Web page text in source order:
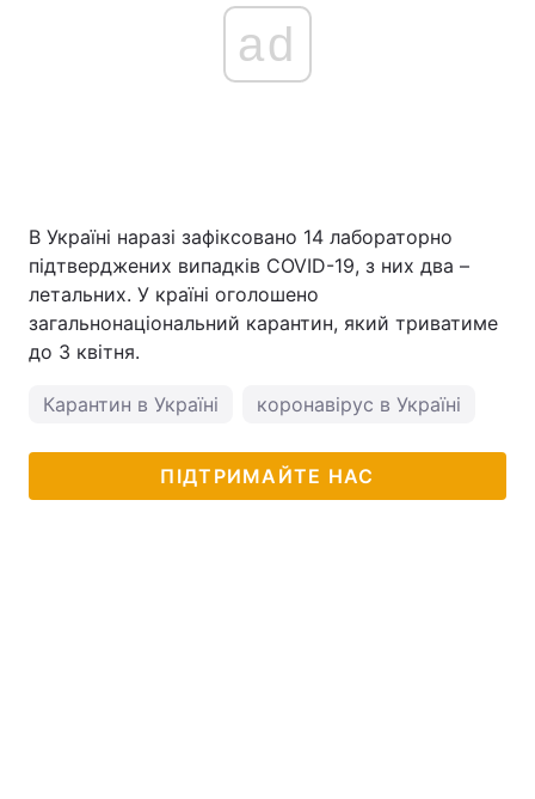
ad
В Україні наразі зафіксовано 14 лабораторно
підтверджених випадків COVID-19, з них два –
летальних. У країні оголошено
загальнонаціональний карантин, який триватиме
до 3 квітня.
Карантин в Україні коронавірус в Україні
ПІДТРИМАЙТЕ НАС